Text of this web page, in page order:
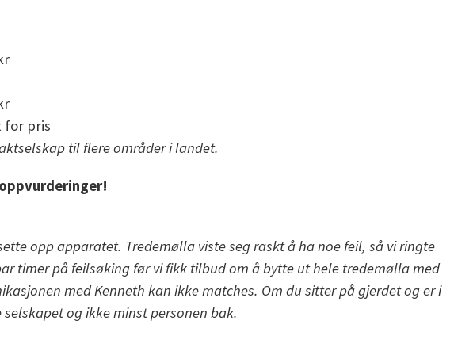
for pris
til flere områder i landet.
opp apparatet. Tredemølla viste seg raskt å ha noe feil, så vi ringte
timer på feilsøking før vi fikk tilbud om å bytte ut hele tredemølla med
med Kenneth kan ikke matches. Om du sitter på gjerdet og er i
og ikke minst personen bak.